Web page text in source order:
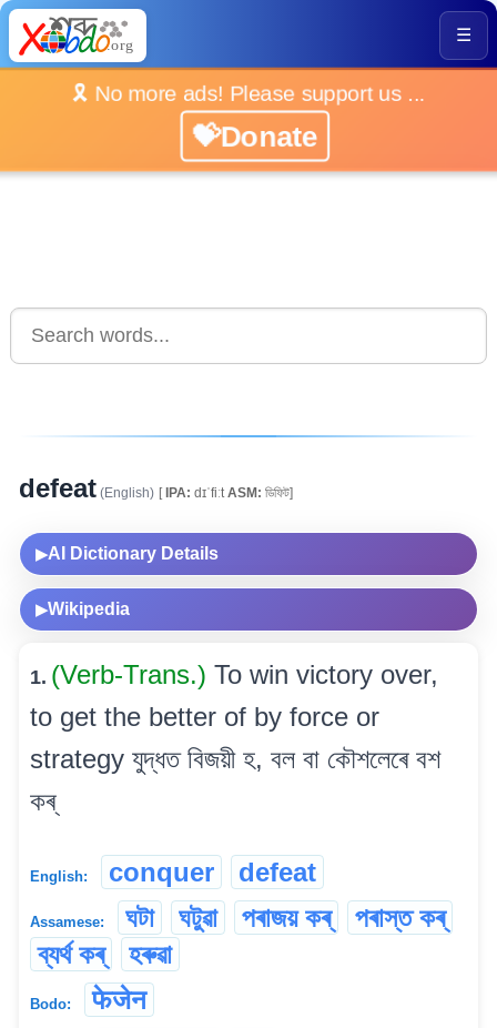
☰
🎗️ No more ads! Please support us ...
💝Donate
defeat (English) [IPA: dɪˈfiːtASM: ডিফিট]
▶AI Dictionary Details
▶Wikipedia
1. (Verb-Trans.) To win victory over,
to get the better of by force or
strategy যুদ্ধত বিজয়ী হ, বল বা কৌশলেৰে বশ
কৰ্
English: conquer defeat
Assamese: ঘটা ঘটুৱা পৰাজয় কৰ্
পৰাস্ত কৰ্
ব্যৰ্থ কৰ্
হৰুৱা
Bodo: फेजेन